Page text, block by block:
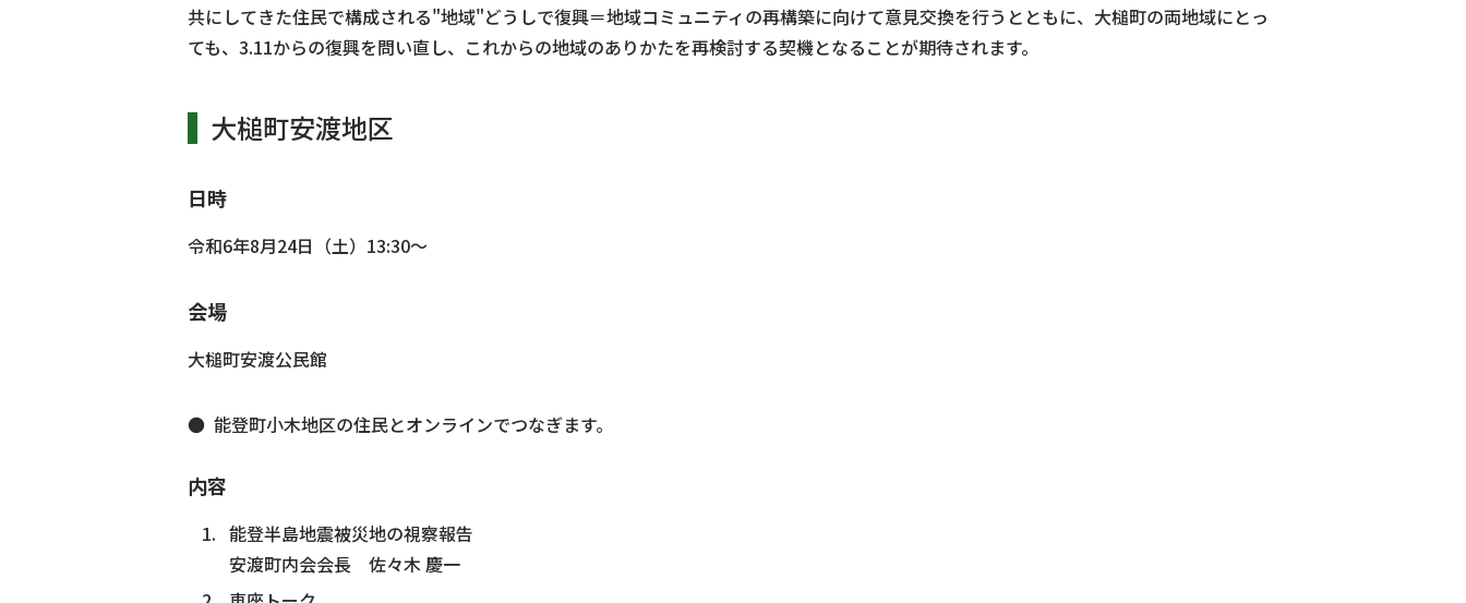
共にしてきた住民で構成される"地域"どうしで復興＝地域コミュニティの再構築に向けて意見交換を行うとともに、大槌町の両地域にとっ
ても、3.11からの復興を問い直し、これからの地域のありかたを再検討する契機となることが期待されます。
大槌町安渡地区
日時
令和6年8月24日（土）13:30～
会場
大槌町安渡公民館
能登町小木地区の住民とオンラインでつなぎます。
内容
能登半島地震被災地の視察報告
安渡町内会会長 佐々木 慶一